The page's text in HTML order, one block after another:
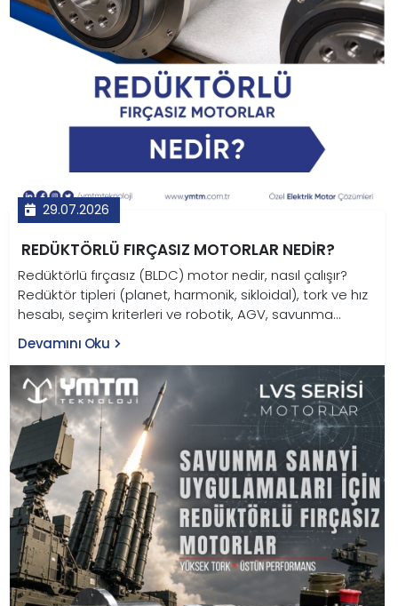
29.07.2026
REDÜKTÖRLÜ FIRÇASIZ MOTORLAR NEDIR?
Redüktörlü fırçasız (BLDC) motor nedir, nasıl çalışır?
Redüktör tipleri (planet, harmonik, sikloidal), tork ve hız
hesabı, seçim kriterleri ve robotik, AGV, savunma
uygulamaları bu rehberde.
Devamını Oku